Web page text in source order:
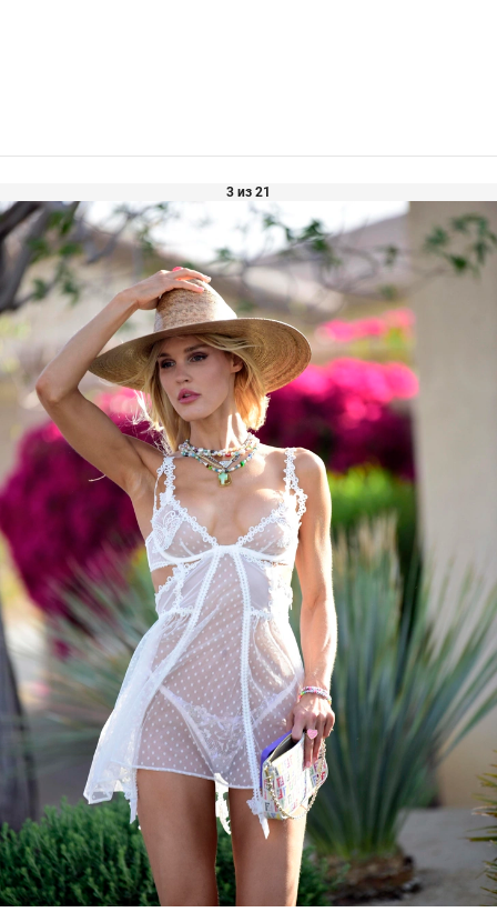
3 из 21